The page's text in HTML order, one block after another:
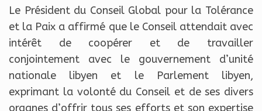
Le Président du Conseil Global pour la Tolérance
et la Paix a affirmé que le Conseil attendait avec
intérêt de coopérer et de travailler
conjointement avec le gouvernement d’unité
nationale libyen et le Parlement libyen,
exprimant la volonté du Conseil et de ses divers
organes d’offrir tous ses efforts et son expertise